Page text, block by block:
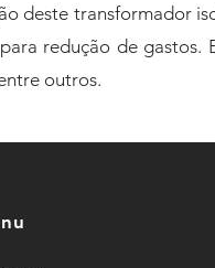
deste transformador
redução de gastos.
outros.